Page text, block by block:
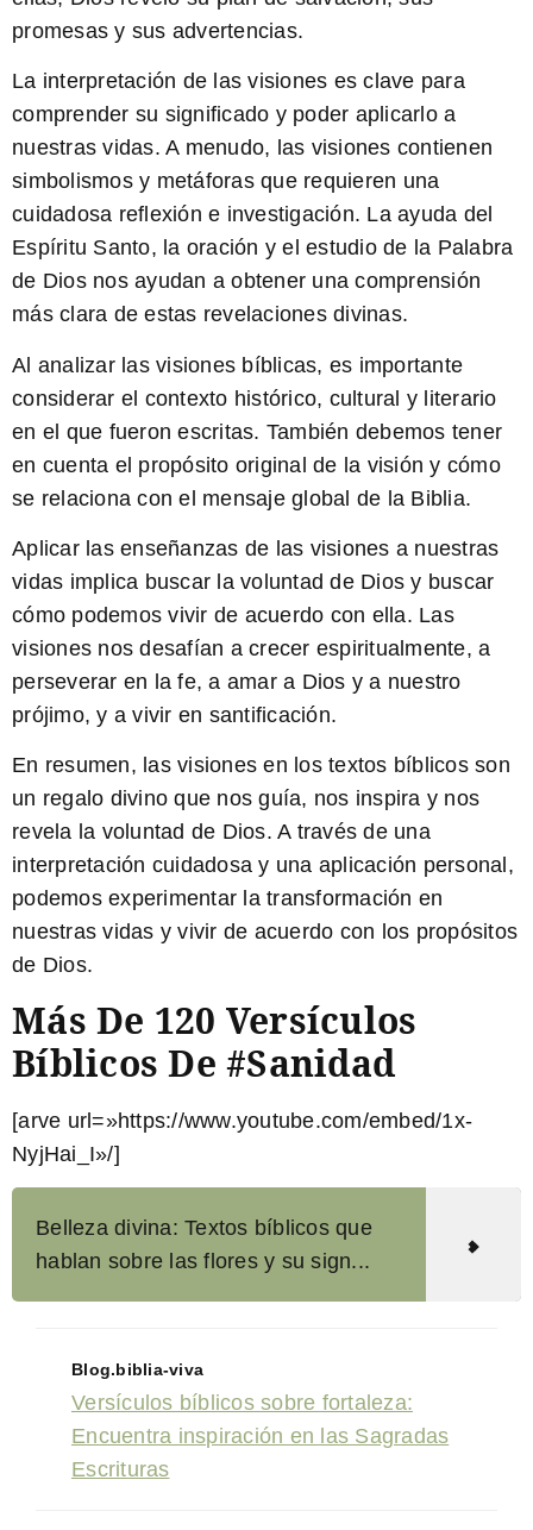
promesas y sus advertencias.
La interpretación de las visiones es clave para
comprender su significado y poder aplicarlo a
nuestras vidas. A menudo, las visiones contienen
simbolismos y metáforas que requieren una
cuidadosa reflexión e investigación. La ayuda del
Espíritu Santo, la oración y el estudio de la Palabra
de Dios nos ayudan a obtener una comprensión
más clara de estas revelaciones divinas.
Al analizar las visiones bíblicas, es importante
considerar el contexto histórico, cultural y literario
en el que fueron escritas. También debemos tener
en cuenta el propósito original de la visión y cómo
se relaciona con el mensaje global de la Biblia.
Aplicar las enseñanzas de las visiones a nuestras
vidas implica buscar la voluntad de Dios y buscar
cómo podemos vivir de acuerdo con ella. Las
visiones nos desafían a crecer espiritualmente, a
perseverar en la fe, a amar a Dios y a nuestro
prójimo, y a vivir en santificación.
En resumen, las visiones en los textos bíblicos son
un regalo divino que nos guía, nos inspira y nos
revela la voluntad de Dios. A través de una
interpretación cuidadosa y una aplicación personal,
podemos experimentar la transformación en
nuestras vidas y vivir de acuerdo con los propósitos
de Dios.
Más De 120 Versículos
Bíblicos De #Sanidad
[arve url=»https://www.youtube.com/embed/1x-
NyjHai_I»/]
Belleza divina: Textos bíblicos que
hablan sobre las flores y su sign...
Blog.biblia-viva
Versículos bíblicos sobre fortaleza:
Encuentra inspiración en las Sagradas
Escrituras